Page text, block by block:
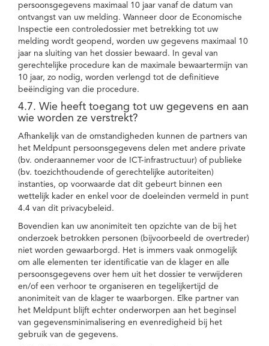
persoonsgegevens maximaal 10 jaar vanaf de datum van
ontvangst van uw melding. Wanneer door de Economische
Inspectie een controledossier met betrekking tot uw
melding wordt geopend, worden uw gegevens maximaal 10
jaar na sluiting van het dossier bewaard. In geval van
gerechtelijke procedure kan de maximale bewaartermijn van
10 jaar, zo nodig, worden verlengd tot de definitieve
beëindiging van die procedure.
4.7. Wie heeft toegang tot uw gegevens en aan
wie worden ze verstrekt?
Afhankelijk van de omstandigheden kunnen de partners van
het Meldpunt persoonsgegevens delen met andere private
(bv. onderaannemer voor de ICT-infrastructuur) of publieke
(bv. toezichthoudende of gerechtelijke autoriteiten)
instanties, op voorwaarde dat dit gebeurt binnen een
wettelijk kader en enkel voor de doeleinden vermeld in punt
4.4 van dit privacybeleid.
Bovendien kan uw anonimiteit ten opzichte van de bij het
onderzoek betrokken personen (bijvoorbeeld de overtreder)
niet worden gewaarborgd. Het is immers vaak onmogelijk
om alle elementen ter identificatie van de klager en alle
persoonsgegevens over hem uit het dossier te verwijderen
en/of een verhoor te organiseren en tegelijkertijd de
anonimiteit van de klager te waarborgen. Elke partner van
het Meldpunt blijft echter onderworpen aan het beginsel
van gegevensminimalisering en evenredigheid bij het
gebruik van de gegevens.